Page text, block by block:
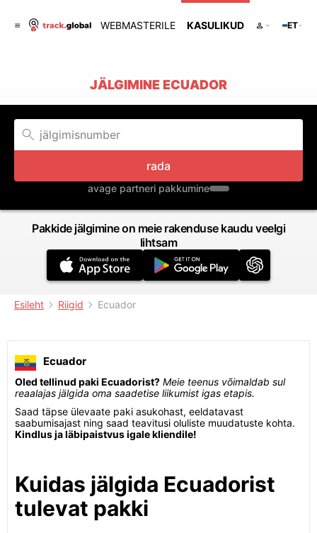
WEBMASTERILE KASULIKUD ET
JÄLGIMINE ECUADOR
rada
avage partneri pakkumine
Pakkide jälgimine on meie rakenduse kaudu veelgi
lihtsam
Esileht Riigid Ecuador
Ecuador
Oled tellinud paki Ecuadorist? Meie teenus võimaldab sul
reaalajas jälgida oma saadetise liikumist igas etapis.
Saad täpse ülevaate paki asukohast, eeldatavast
saabumisajast ning saad teavitusi oluliste muudatuste kohta.
Kindlus ja läbipaistvus igale kliendile!
Kuidas jälgida Ecuadorist
tulevat pakki